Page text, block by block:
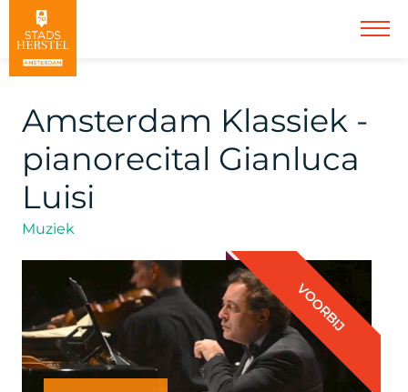
Amsterdam Klassiek -
pianorecital Gianluca
Luisi
Muziek
VOORBIJ